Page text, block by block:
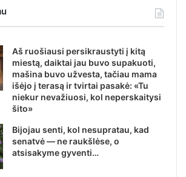
Aš ruošiausi persikraustyti į kitą
miestą, daiktai jau buvo supakuoti,
mašina buvo užvesta, tačiau mama
išėjo į terasą ir tvirtai pasakė: «Tu
niekur nevažiuosi, kol neperskaitysi
šito»
Bijojau senti, kol nesupratau, kad
senatvė — ne raukšlėse, o
atsisakyme gyventi…